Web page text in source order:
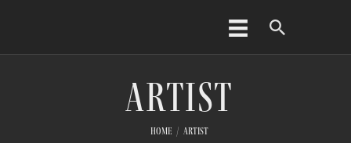
ARTIST
Home Artist
INFOS/FAQ
Lorem ipsum dolor sit amet,